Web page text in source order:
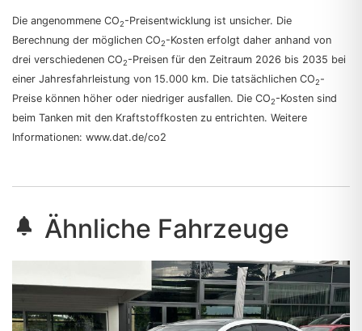
Die angenommene CO2-Preisentwicklung ist unsicher. Die
Berechnung der möglichen CO2-Kosten erfolgt daher anhand von
drei verschiedenen CO2-Preisen für den Zeitraum 2026 bis 2035 bei
einer Jahresfahrleistung von 15.000 km. Die tatsächlichen CO2-
Preise können höher oder niedriger ausfallen. Die CO2-Kosten sind
beim Tanken mit den Kraftstoffkosten zu entrichten. Weitere
Informationen: www.dat.de/co2
Ähnliche Fahrzeuge